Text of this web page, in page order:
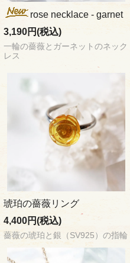
rose necklace - garnet
3,190円(税込)
一輪の薔薇とガーネットのネック
レス
琥珀の薔薇リング
4,400円(税込)
薔薇の琥珀と銀（SV925）の指輪